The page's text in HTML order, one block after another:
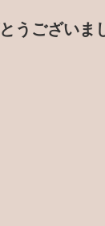
うございま